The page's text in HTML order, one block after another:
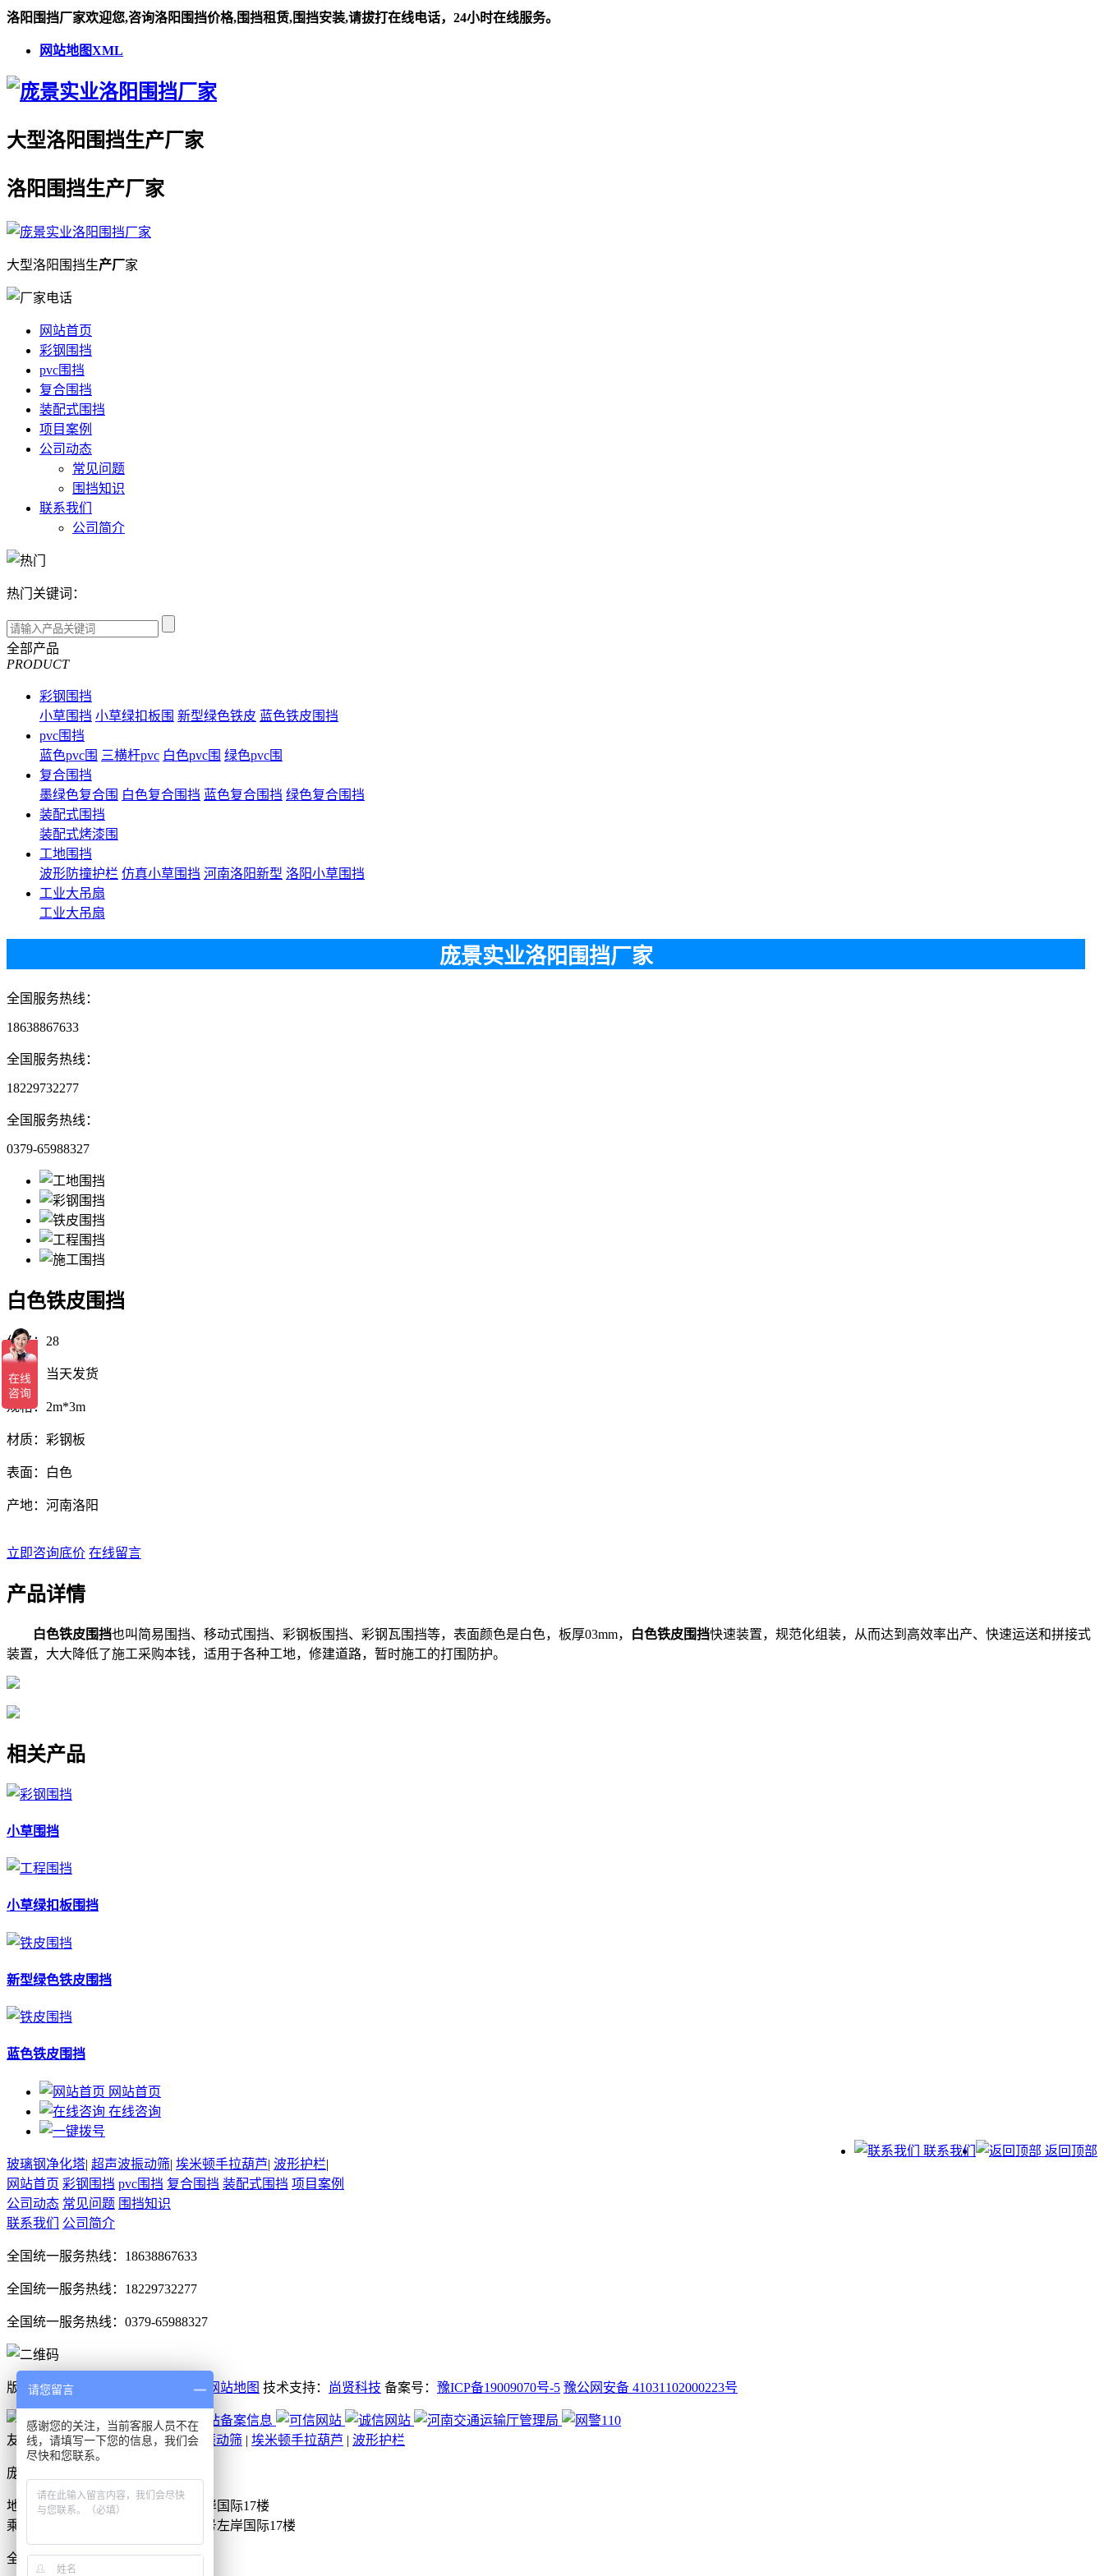
洛阳围挡厂家欢迎您,咨询洛阳围挡价格,围挡租赁,围挡安装,请拔打在线电话，24小时在线服务。
网站地图XML
大型洛阳围挡生产厂家
洛阳围挡生产厂家
大型洛阳围挡生产厂家
网站首页
彩钢围挡
pvc围挡
复合围挡
装配式围挡
项目案例
公司动态
常见问题
围挡知识
联系我们
公司简介
热门关键词：
全部产品
PRODUCT
彩钢围挡
小草围挡 小草绿扣板围 新型绿色铁皮 蓝色铁皮围挡
pvc围挡
蓝色pvc围 三横杆pvc 白色pvc围 绿色pvc围
复合围挡
墨绿色复合围 白色复合围挡 蓝色复合围挡 绿色复合围挡
装配式围挡
装配式烤漆围
工地围挡
波形防撞护栏 仿真小草围挡 河南洛阳新型 洛阳小草围挡
工业大吊扇
工业大吊扇
庞景实业洛阳围挡厂家
全国服务热线：
18638867633
全国服务热线：
18229732277
全国服务热线：
0379-65988327
白色铁皮围挡
价格：28
发货：当天发货
规格：2m*3m
材质：彩钢板
表面：白色
产地：河南洛阳
立即咨询底价 在线留言
产品详情
白色铁皮围挡也叫简易围挡、移动式围挡、彩钢板围挡、彩钢瓦围挡等，表面颜色是白色，板厚03mm， 白色铁皮围挡快速装置，规范化组装，从而达到高效率出产、快速运送和拼接式
装置，大大降低了施工采购本钱，适用于各种工地，修建道路，暂时施工的打围防护。
相关产品
小草围挡
小草绿扣板围挡
新型绿色铁皮围挡
蓝色铁皮围挡
网站首页
在线咨询
返回顶部
联系我们
玻璃钢净化塔| 超声波振动筛| 埃米顿手拉葫芦| 波形护栏|
网站首页 彩钢围挡 pvc围挡 复合围挡 装配式围挡 项目案例
公司动态 常见问题 围挡知识
联系我们
公司简介
全国统一服务热线：18638867633
全国统一服务热线：18229732277
全国统一服务热线：0379-65988327
版权所有：庞景实业洛阳围挡厂家 网站地图 技术支持： 尚贤科技 备案号： 豫ICP备19009070号-5 豫公网安备 41031102000223号
友情链接： 玻璃钢净化塔 超声波振动筛 | 埃米顿手拉葫芦 | 波形护栏
庞景实业洛阳围挡厂家
地址：洛阳市洛龙区美茵街16号左岸国际17楼
乘车路线：洛阳市洛龙区美茵街16号左岸国际17楼
全国24小时服务热线18638867633
请您留言
感谢您的关注，当前客服人员不在
线，请填写一下您的信息，我们会
尽快和您联系。